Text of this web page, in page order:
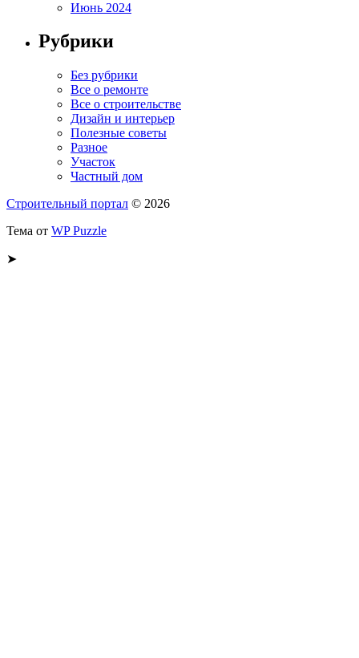
Июнь 2024
Рубрики
Без рубрики
Все о ремонте
Все о строительстве
Дизайн и интерьер
Полезные советы
Разное
Участок
Частный дом
Строительный портал © 2026
Тема от WP Puzzle
➤